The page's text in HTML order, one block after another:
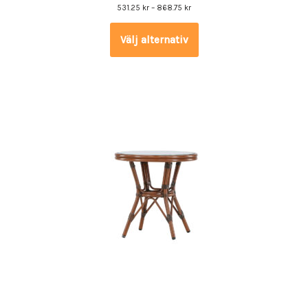
531.25 kr – 868.75 kr
Välj alternativ